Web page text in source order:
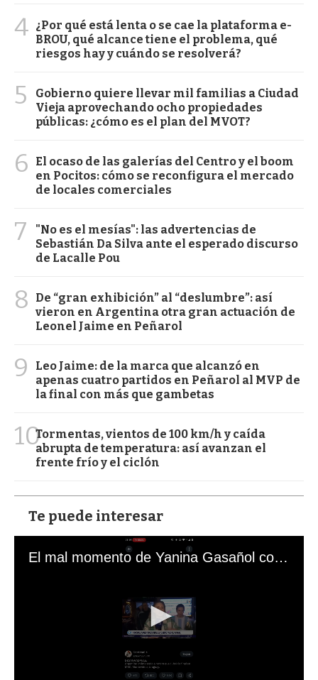
4 ¿Por qué está lenta o se cae la plataforma e-
BROU, qué alcance tiene el problema, qué
riesgos hay y cuándo se resolverá?
5
Gobierno quiere llevar mil familias a Ciudad
Vieja aprovechando ocho propiedades
públicas: ¿cómo es el plan del MVOT?
6
El ocaso de las galerías del Centro y el boom
en Pocitos: cómo se reconfigura el mercado
de locales comerciales
7
"No es el mesías": las advertencias de
Sebastián Da Silva ante el esperado discurso
de Lacalle Pou
8
De “gran exhibición” al “deslumbre”: así
vieron en Argentina otra gran actuación de
Leonel Jaime en Peñarol
9
Leo Jaime: de la marca que alcanzó en
apenas cuatro partidos en Peñarol al MVP de
la final con más que gambetas
10Tormentas, vientos de 100 km/h y caída
abrupta de temperatura: así avanzan el
frente frío y el ciclón
Te puede interesar
El mal momento de Yanina Gasañol con un hincha argentino en "Subrayado"